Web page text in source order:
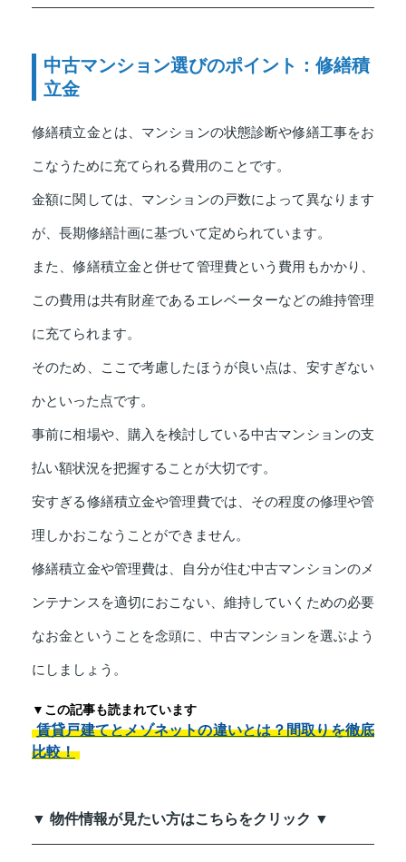
中古マンション選びのポイント：修繕積
立金
修繕積立金とは、マンションの状態診断や修繕工事をお
こなうために充てられる費用のことです。
金額に関しては、マンションの戸数によって異なります
が、長期修繕計画に基づいて定められています。
また、修繕積立金と併せて管理費という費用もかかり、
この費用は共有財産であるエレベーターなどの維持管理
に充てられます。
そのため、ここで考慮したほうが良い点は、安すぎない
かといった点です。
事前に相場や、購入を検討している中古マンションの支
払い額状況を把握することが大切です。
安すぎる修繕積立金や管理費では、その程度の修理や管
理しかおこなうことができません。
修繕積立金や管理費は、自分が住む中古マンションのメ
ンテナンスを適切におこない、維持していくための必要
なお金ということを念頭に、中古マンションを選ぶよう
にしましょう。
▼この記事も読まれています
賃貸戸建てとメゾネットの違いとは？間取りを徹底
比較！
▼ 物件情報が見たい方はこちらをクリック ▼